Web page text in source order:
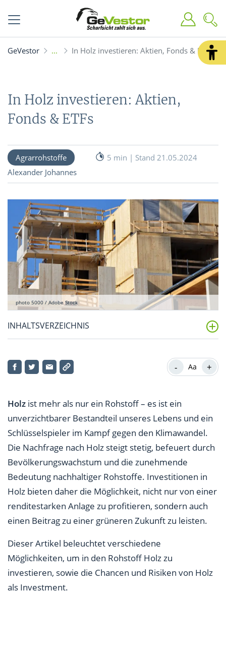
GeVestor In Holz investieren: Aktien, Fonds & ETFs
In Holz investieren: Aktien,
Fonds & ETFs
Agrarrohstoffe
5 min | Stand 21.05.2024
Alexander Johannes
photo 5000 / Adobe Stock
INHALTSVERZEICHNIS
Welche Holz-Aktien gibt es?
Wie entwickeln sich Holznachfrage und Holzpreis?
Was sind die Chancen und Risiken von Holz als
Investment?
- Aa +
Holz ist mehr als nur ein Rohstoff – es ist ein
unverzichtbarer Bestandteil unseres Lebens und ein
Schlüsselspieler im Kampf gegen den Klimawandel.
Die Nachfrage nach Holz steigt stetig, befeuert durch
Bevölkerungswachstum und die zunehmende
Bedeutung nachhaltiger Rohstoffe. Investitionen in
Holz bieten daher die Möglichkeit, nicht nur von einer
renditestarken Anlage zu profitieren, sondern auch
einen Beitrag zu einer grüneren Zukunft zu leisten.
Dieser Artikel beleuchtet verschiedene
Möglichkeiten, um in den Rohstoff Holz zu
investieren, sowie die Chancen und Risiken von Holz
als Investment.